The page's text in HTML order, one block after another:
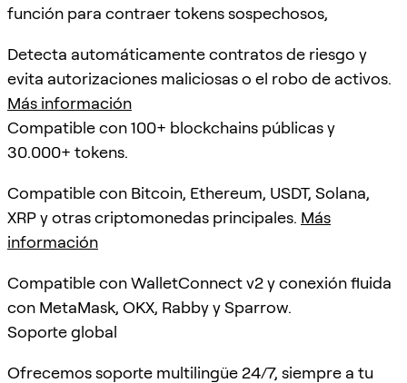
función para contraer tokens sospechosos,
Detecta automáticamente contratos de riesgo y
evita autorizaciones maliciosas o el robo de activos.
Más información
Compatible con 100+ blockchains públicas y
30.000+ tokens.
Compatible con Bitcoin, Ethereum, USDT, Solana,
XRP y otras criptomonedas principales. Más
información
Compatible con WalletConnect v2 y conexión fluida
con MetaMask, OKX, Rabby y Sparrow.
Soporte global
Ofrecemos soporte multilingüe 24/7, siempre a tu